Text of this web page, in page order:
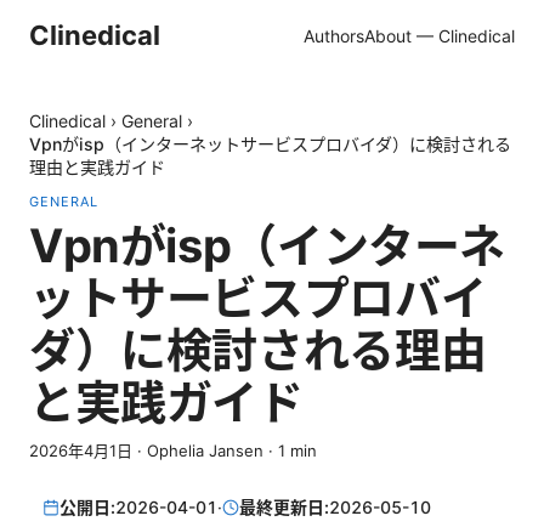
Clinedical AuthorsAbout — Clinedical
Clinedical › General ›
Vpnがisp（インターネットサービスプロバイダ）に検討される
理由と実践ガイド
GENERAL
Vpnがisp（インターネ
ットサービスプロバイ
ダ）に検討される理由
と実践ガイド
2026年4月1日 · Ophelia Jansen · 1 min
公開日:2026-04-01· 最終更新日:2026-05-10